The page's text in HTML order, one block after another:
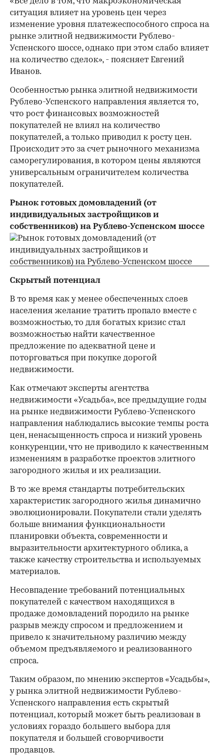
ситуация влияет на уровень цен через
изменение уровня платежеспособного спроса на
рынке элитной недвижимости Рублево-
Успенского шоссе, однако при этом слабо влияет
на количество сделок», - поясняет Евгений
Иванов.
Особенностью рынка элитной недвижимости
Рублево-Успенского направления является то,
что рост финансовых возможностей
покупателей не влиял на количество
покупателей, а только приводил к росту цен.
Происходит это за счет рыночного механизма
саморегулирования, в котором цены являются
универсальным ограничителем количества
покупателей.
Рынок готовых домовладений (от
индивидуальных застройщиков и
собственников) на Рублево-Успенском шоссе
Скрытый потенциал
В то время как у менее обеспеченных слоев
населения желание тратить пропало вместе с
возможностью, то для богатых кризис стал
возможностью найти качественное
предложение по адекватной цене и
поторговаться при покупке дорогой
недвижимости.
Как отмечают эксперты агентства
недвижимости «Усадьба», все предыдущие годы
на рынке недвижимости Рублево-Успенского
направления наблюдались высокие темпы роста
цен, ненасыщенность спроса и низкий уровень
конкуренции, что не приводило к качественным
изменениям в разработке проектов элитного
загородного жилья и их реализации.
В то же время стандарты потребительских
характеристик загородного жилья динамично
эволюционировали. Покупатели стали уделять
больше внимания функциональности
планировки объекта, современности и
выразительности архитектурного облика, а
также качеству строительства и используемых
материалов.
Несовпадение требований потенциальных
покупателей с качеством находящихся в
продаже домовладений породило на рынке
разрыв между спросом и предложением и
привело к значительному различию между
объемом предъявляемого и реализованного
спроса.
Таким образом, по мнению экспертов «Усадьбы»,
у рынка элитной недвижимости Рублево-
Успенского направления есть скрытый
потенциал, который может быть реализован в
условиях гораздо большего выбора для
покупателя и большей сговорчивости
продавцов.